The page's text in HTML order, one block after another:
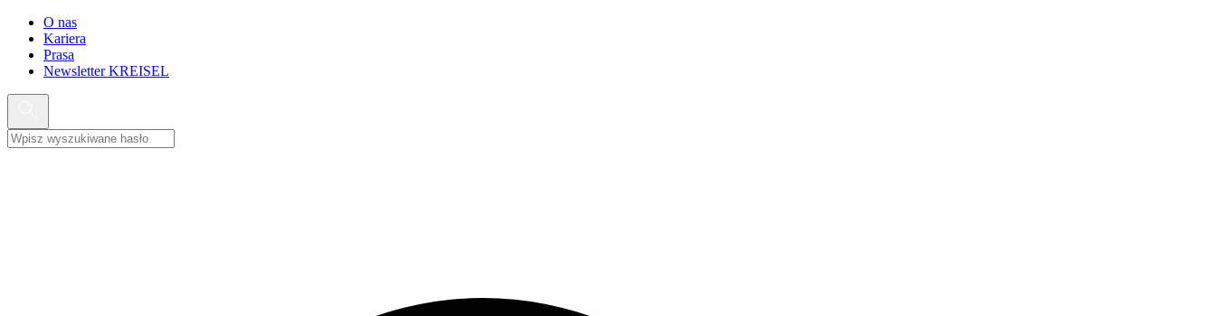
O nas
Kariera
Prasa
Newsletter KREISEL